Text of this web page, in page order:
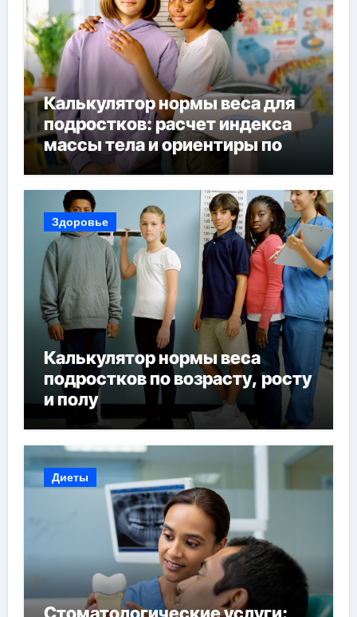
Калькулятор нормы веса для
подростков: расчет индекса
массы тела и ориентиры по
возрасту, росту и полу
Здоровье
Калькулятор нормы веса
подростков по возрасту, росту
и полу
Диеты
Стоматологические услуги: